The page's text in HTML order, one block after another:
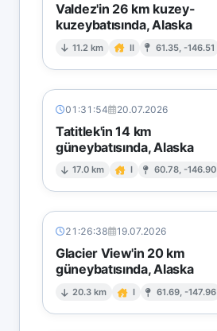
Valdez'in 26 km kuzey-
kuzeybatısında, Alaska
11.2 km II 61.35, -146.51
01:31:54 20.07.2026
Tatitlek'in 14 km
güneybatısında, Alaska
17.0 km I 60.78, -146.90
21:26:38 19.07.2026
Glacier View'in 20 km
güneybatısında, Alaska
20.3 km I 61.69, -147.96